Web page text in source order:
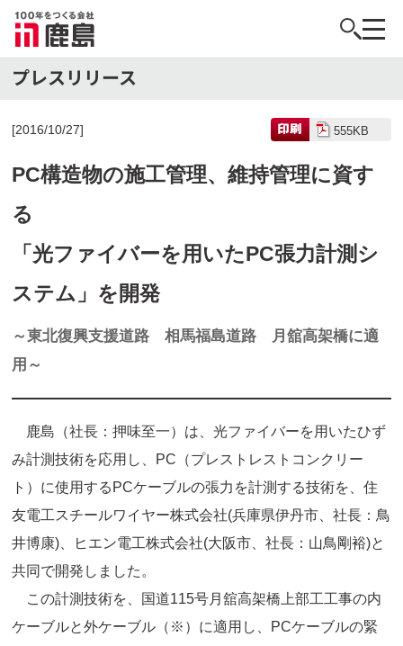
[2016/10/27] 555KB
PC構造物の施工管理、維持管理に資す
る
「光ファイバーを用いたPC張力計測シ
ステム」を開発
～東北復興支援道路 相馬福島道路 月舘高架橋に適
用～
鹿島（社長：押味至一）は、光ファイバーを用いたひず
み計測技術を応用し、PC（プレストレストコンクリー
ト）に使用するPCケーブルの張力を計測する技術を、住
友電工スチールワイヤー株式会社(兵庫県伊丹市、社長：鳥
井博康)、ヒエン電工株式会社(大阪市、社長：山鳥剛裕)と
共同で開発しました。
この計測技術を、国道115号月舘高架橋上部工工事の内
ケーブルと外ケーブル（※）に適用し、PCケーブルの緊